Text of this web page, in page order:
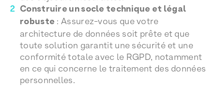
Construire un socle technique et légal
robuste : Assurez-vous que votre
architecture de données soit prête et que
toute solution garantit une sécurité et une
conformité totale avec le RGPD, notamment
en ce qui concerne le traitement des données
personnelles.